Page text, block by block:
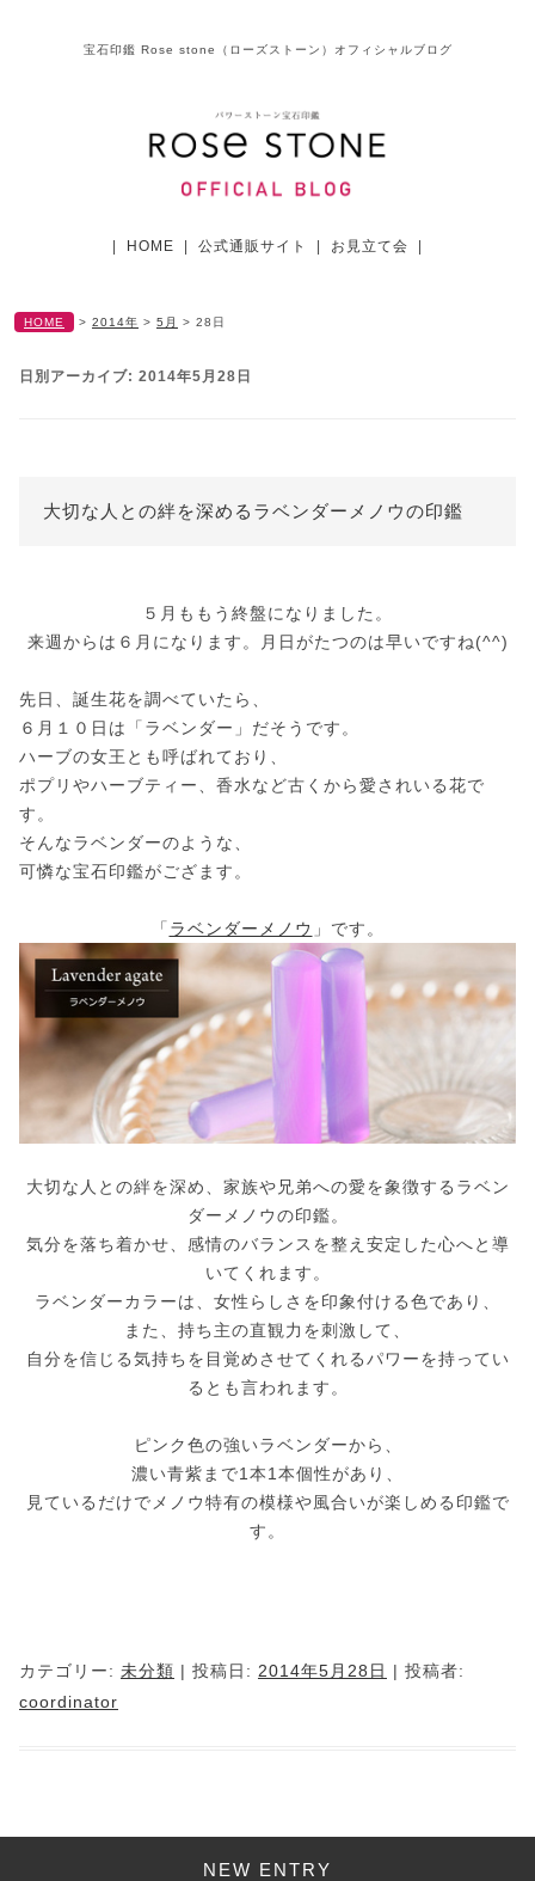
宝石印鑑 Rose stone（ローズストーン）オフィシャルブログ
HOME 公式通販サイト お見立て会
HOME > 2014年 > 5月 > 28日
日別アーカイブ: 2014年5月28日
大切な人との絆を深めるラベンダーメノウの印鑑
５月ももう終盤になりました。
来週からは６月になります。月日がたつのは早いですね(^^)
先日、誕生花を調べていたら、
６月１０日は「ラベンダー」だそうです。
ハーブの女王とも呼ばれており、
ポプリやハーブティー、香水など古くから愛されいる花で
す。
そんなラベンダーのような、
可憐な宝石印鑑がござます。
「 ラベンダーメノウ 」です。
大切な人との絆を深め、家族や兄弟への愛を象徴するラベン
ダーメノウの印鑑。
気分を落ち着かせ、感情のバランスを整え安定した心へと導
いてくれます。
ラベンダーカラーは、女性らしさを印象付ける色であり、
また、持ち主の直観力を刺激して、
自分を信じる気持ちを目覚めさせてくれるパワーを持ってい
るとも言われます。
ピンク色の強いラベンダーから、
濃い青紫まで1本1本個性があり、
見ているだけでメノウ特有の模様や風合いが楽しめる印鑑で
す。
カテゴリー: 未分類 | 投稿日: 2014年5月28日 | 投稿者:
coordinator
NEW ENTRY